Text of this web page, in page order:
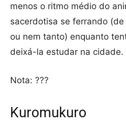
menos o ritmo médio do
sacerdotisa se ferrando
ou nem tanto) enquanto
deixá-la estudar na cidade.
Nota: ???
Kuromukuro